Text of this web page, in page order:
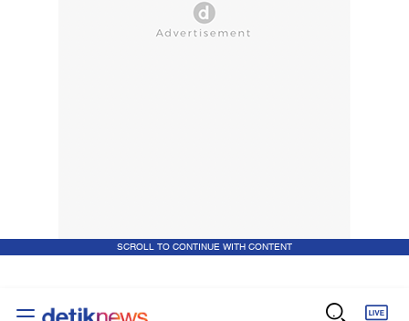
SCROLL TO CONTINUE WITH CONTENT